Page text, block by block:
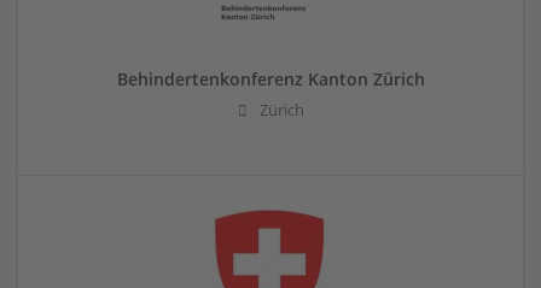
Behindertenkonferenz Kanton Zürich
Zürich